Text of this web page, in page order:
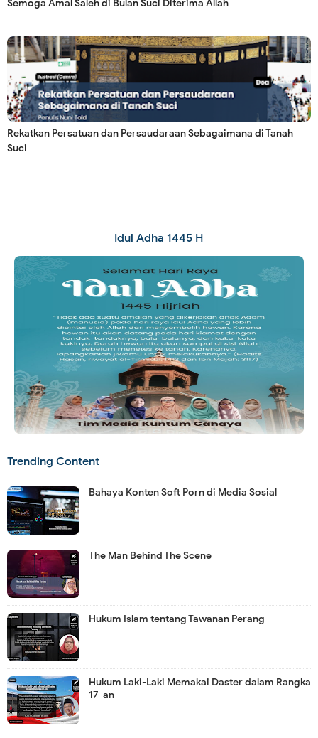
Semoga Amal Saleh di Bulan Suci Diterima Allah
Rekatkan Persatuan dan Persaudaraan Sebagaimana di Tanah
Suci
Idul Adha 1445 H
Trending Content
Bahaya Konten Soft Porn di Media Sosial
The Man Behind The Scene
Hukum Islam tentang Tawanan Perang
Hukum Laki-Laki Memakai Daster dalam Rangka
17-an